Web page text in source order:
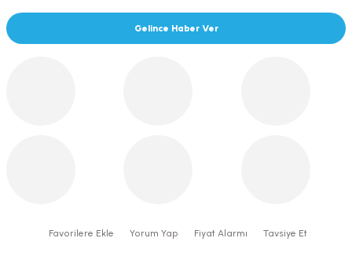
Gelince Haber Ver
Yorum Yap Fiyat Alarmı Tavsiye Et